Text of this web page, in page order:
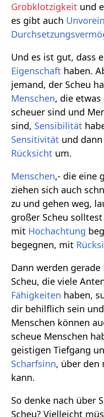
Grobklotzigkeit und
es gibt auch
Und es ist gut, dass
Eigenschaft haben.
jemand, der Scheu
Menschen, die
scheuer sind und
sind, Sensibilität
Sensitivität und
Rücksicht um.
Menschen,- die eine
ziehen sich auch
zu und gehen weg,
großer Scheu
mit Hochachtung
begegnen, mit
Dann werden gerade
Scheu, die viele
Fähigkeiten haben,
dir behilflich sein
Menschen können
scheue Menschen
geistigen Tiefgang
Scharfsinn, über den
kann.
So denke nach über
Scheu? Vielleicht